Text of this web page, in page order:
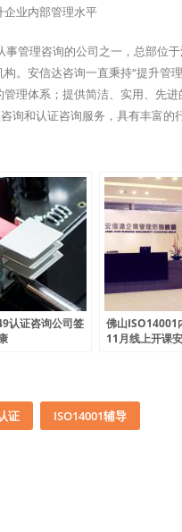
业内部管理水平
管理咨询的公司之一，总部位
。安信达咨询一直秉持“提升
理体系；提供简洁、实用、先
询和认证咨询服务，具有丰富的
认证咨询公司签
佛山ISO14001
11月线上开课
证 ISO14001辅导